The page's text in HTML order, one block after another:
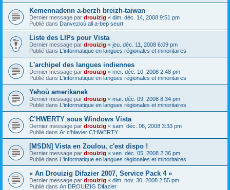
Kemennadenn a-berzh breizh-taiwan
Dernier message par drouizig « dim. déc. 14, 2008 9:51 pm
Publié dans Danvezioù all a-bep seurt
Liste des LIPs pour Vista
Dernier message par drouizig « jeu. déc. 11, 2008 6:09 pm
Publié dans L'informatique en langues régionales et minoritaires
L'archipel des langues indiennes
Dernier message par drouizig « mer. déc. 10, 2008 2:48 pm
Publié dans L'informatique en langues régionales et minoritaires
Yehoù amerikanek
Dernier message par drouizig « mar. déc. 09, 2008 8:34 pm
Publié dans L'informatique en langues régionales et minoritaires
C’HWERTY sous Windows Vista
Dernier message par drouizig « sam. déc. 06, 2008 3:33 pm
Publié dans Ar c'hlavier C'HWERTY
[MSDN] Vista en Zoulou, c'est dispo !
Dernier message par drouizig « ven. déc. 05, 2008 2:36 pm
Publié dans L'informatique en langues régionales et minoritaires
« An Drouizig Difazier 2007, Service Pack 4 »
Dernier message par drouizig « dim. nov. 30, 2008 2:55 pm
Publié dans An DROUIZIG Difazier